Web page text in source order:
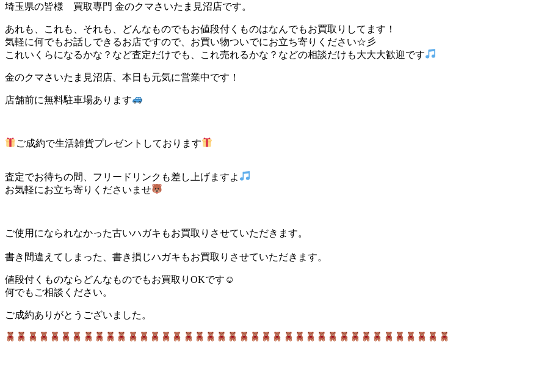
埼玉県の皆様 買取専門 金のクマさいたま見沼店です。
あれも、これも、それも、どんなものでもお値段付くものはなんでもお買取りしてます！
気軽に何でもお話しできるお店ですので、お買い物ついでにお立ち寄りください☆彡
これいくらになるかな？など査定だけでも、これ売れるかな？などの相談だけも大大大歓迎です
金のクマさいたま見沼店、本日も元気に営業中です！
店舗前に無料駐車場あります
ご成約で生活雑貨プレゼントしております
査定でお待ちの間、フリードリンクも差し上げますよ
お気軽にお立ち寄りくださいませ
ご使用になられなかった古いハガキもお買取りさせていただきます。
書き間違えてしまった、書き損じハガキもお買取りさせていただきます。
値段付くものならどんなものでもお買取りOKです☺
何でもご相談ください。
ご成約ありがとうございました。